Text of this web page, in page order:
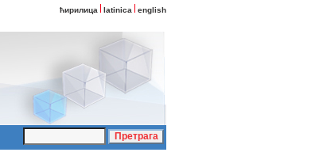
ћирилица latinica english